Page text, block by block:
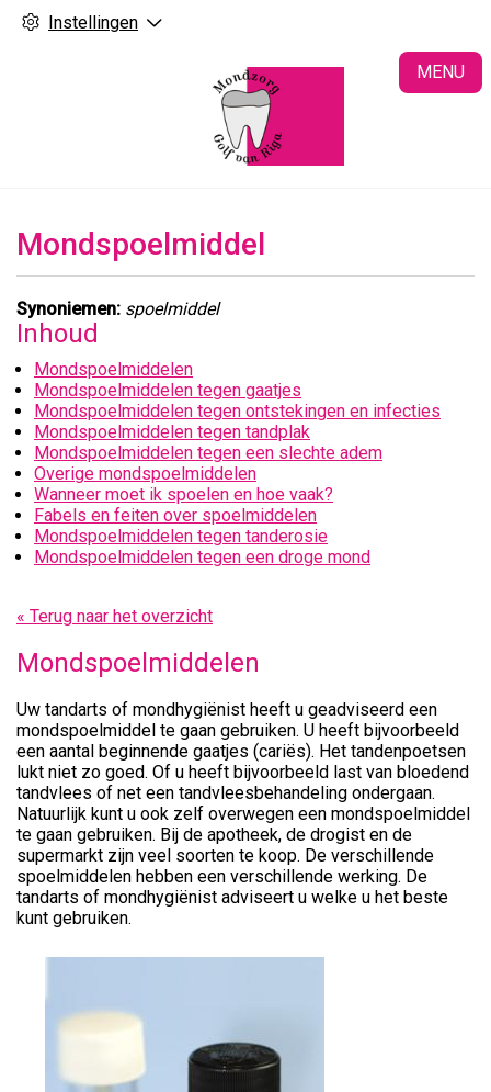
Instellingen
MENU
Mondspoelmiddel
Synoniemen: spoelmiddel
Inhoud
Mondspoelmiddelen
Mondspoelmiddelen tegen gaatjes
Mondspoelmiddelen tegen ontstekingen en infecties
Mondspoelmiddelen tegen tandplak
Mondspoelmiddelen tegen een slechte adem
Overige mondspoelmiddelen
Wanneer moet ik spoelen en hoe vaak?
Fabels en feiten over spoelmiddelen
Mondspoelmiddelen tegen tanderosie
Mondspoelmiddelen tegen een droge mond
« Terug naar het overzicht
Mondspoelmiddelen
Uw tandarts of mondhygiënist heeft u geadviseerd een
mondspoelmiddel te gaan gebruiken. U heeft bijvoorbeeld
een aantal beginnende gaatjes (cariës). Het tandenpoetsen
lukt niet zo goed. Of u heeft bijvoorbeeld last van bloedend
tandvlees of net een tandvleesbehandeling ondergaan.
Natuurlijk kunt u ook zelf overwegen een mondspoelmiddel
te gaan gebruiken. Bij de apotheek, de drogist en de
supermarkt zijn veel soorten te koop. De verschillende
spoelmiddelen hebben een verschillende werking. De
tandarts of mondhygiënist adviseert u welke u het beste
kunt gebruiken.